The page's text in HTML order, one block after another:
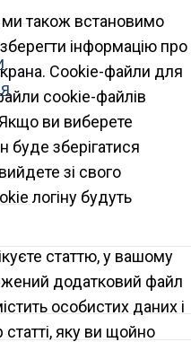
ми також встановимо
інформацію про
Cookie-файли для
cookie-файлів
ви виберете
буде зберігатися
зі свого
логіну будуть
статтю, у вашому
додатковий файл
особистих даних і
статті, яку ви щойно